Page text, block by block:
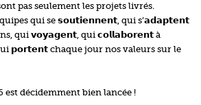
pas seulement les projets livrés.
qui se 𝘀𝗼𝘂𝘁𝗶𝗲𝗻𝗻𝗲𝗻𝘁, qui s’𝗮𝗱𝗮𝗽𝘁𝗲𝗻𝘁
qui 𝘃𝗼𝘆𝗮𝗴𝗲𝗻𝘁, qui 𝗰𝗼𝗹𝗹𝗮𝗯𝗼𝗿𝗲𝗻𝘁 à
𝗽𝗼𝗿𝘁𝗲𝗻𝘁 chaque jour nos valeurs sur le
est décidemment bien lancée !